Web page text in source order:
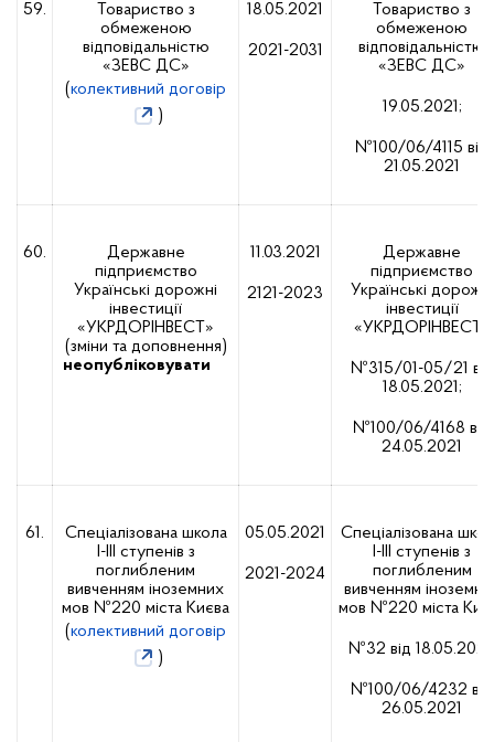
59.
Товариство з
обмеженою
відповідальністю
«ЗЕВС ДС»
(колективний договір
)
18.05.2021
2021-2031
Товариство з
обмеженою
відповідальністю
«ЗЕВС ДС»
19.05.2021;
№100/06/4115 від
21.05.2021
60.
Державне
підприємство
Українські дорожні
інвестиції
«УКРДОРІНВЕСТ»
(зміни та доповнення)
неопубліковувати
11.03.2021
2121-2023
Державне
підприємство
Українські дорожні
інвестиції
«УКРДОРІНВЕСТ»
№315/01-05/21 від
18.05.2021;
№100/06/4168 від
24.05.2021
61.
Спеціалізована школа
І-ІІІ ступенів з
поглибленим
вивченням іноземних
мов №220 міста Києва
(колективний договір
)
05.05.2021
2021-2024
Спеціалізована
І-ІІІ ступенів з
поглибленим
вивченням
мов №220 міста
№32 від 18.05.2021;
№100/06/4232 від
26.05.2021